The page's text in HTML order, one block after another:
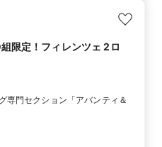
限定！フィレンツェ 2ロ
専門セクション「アバンティ＆